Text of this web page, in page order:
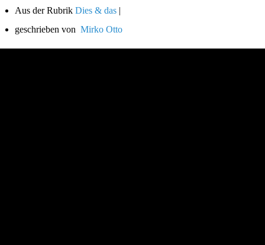
Aus der Rubrik Dies & das |
geschrieben von Mirko Otto